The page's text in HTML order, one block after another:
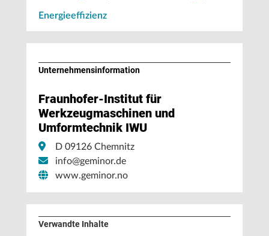
Energieeffizienz
Unternehmens­information
Fraunhofer-Institut für
Werkzeugmaschinen und
Umformtechnik IWU
D 09126 Chemnitz
info@geminor.de
www.geminor.no
Verwandte Inhalte